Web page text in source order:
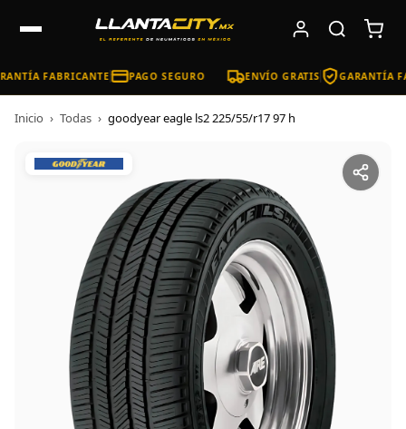
FABRICANTE PAGO SEGURO ENVÍO GRATIS GARANTÍA
Inicio › Todas › goodyear eagle ls2 225/55/r17 97 h